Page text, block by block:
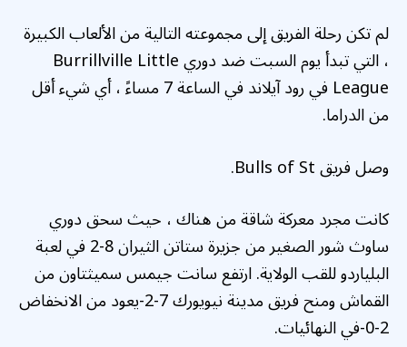
لم تكن رحلة الفريق إلى مجموعته التالية من الألعاب الكبيرة
، التي تبدأ يوم السبت ضد دوري Burrillville Little
League في رود آيلاند في الساعة 7 مساءً ، أي شيء أقل
من الدراما.
وصل فريق Bulls of St.
كانت مجرد معركة شاقة من هناك ، حيث سحق دوري
ساوث شور الصغير من جزيرة ستاتن الثيران 8-2 في لعبة
البلياردو للقب الولاية. ارتفع سانت جيمس سميثتاون من
القماش ومنح فريق مدينة نيويورك 7-2-يعود من الانخفاض
2-0-في النهائيات.